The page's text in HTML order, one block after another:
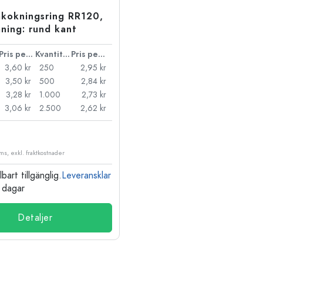
RR120,
rund kant
Pris per styck Kvantitet
Pris per styck
3,60 kr
3,50 kr
3,28 kr
3,06 kr
250
2,95 kr
500
2,84 kr
1.000
2,73 kr
2.500
2,62 kr
exkl. fraktkostnader
tillgänglig.Leveransklar
Detaljer